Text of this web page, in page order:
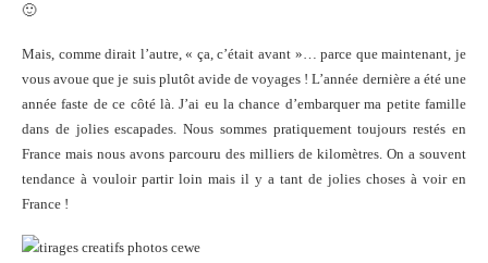
🙂
Mais, comme dirait l’autre, « ça, c’était avant »… parce que maintenant, je
vous avoue que je suis plutôt avide de voyages ! L’année dernière a été une
année faste de ce côté là. J’ai eu la chance d’embarquer ma petite famille
dans de jolies escapades. Nous sommes pratiquement toujours restés en
France mais nous avons parcouru des milliers de kilomètres. On a souvent
tendance à vouloir partir loin mais il y a tant de jolies choses à voir en
France !